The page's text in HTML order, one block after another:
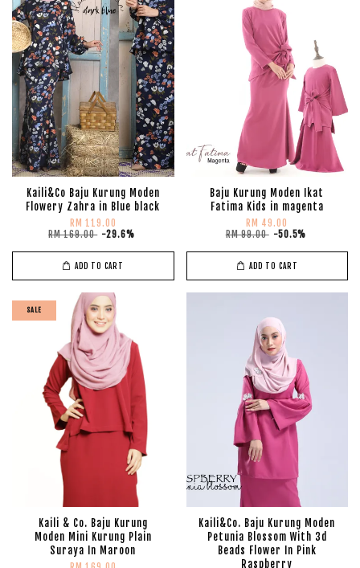
Kaili&Co Baju Kurung Moden
Flowery Zahra in Blue black
RM 119.00
RM 169.00 -29.6%
ADD TO CART
Baju Kurung Moden Ikat
Fatima Kids in magenta
RM 49.00
RM 99.00 -50.5%
ADD TO CART
SALE
Kaili & Co. Baju Kurung
Moden Mini Kurung Plain
Suraya In Maroon
Kaili&Co. Baju Kurung Moden
Petunia Blossom With 3d
Beads Flower In Pink
Raspberry